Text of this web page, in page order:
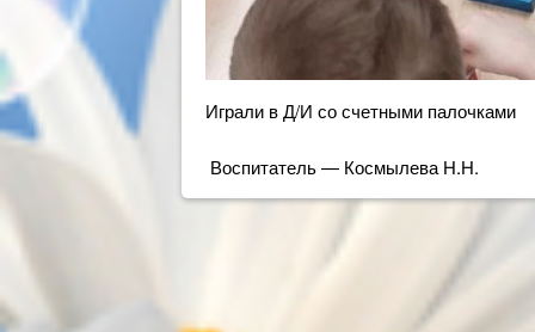
Играли в Д/И со счетными палочками
Воспитатель — Космылева Н.Н.